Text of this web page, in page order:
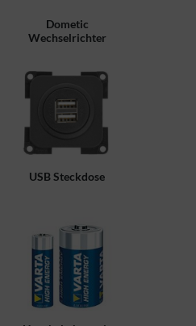
Dometic
Wechselrichter
USB Steckdose